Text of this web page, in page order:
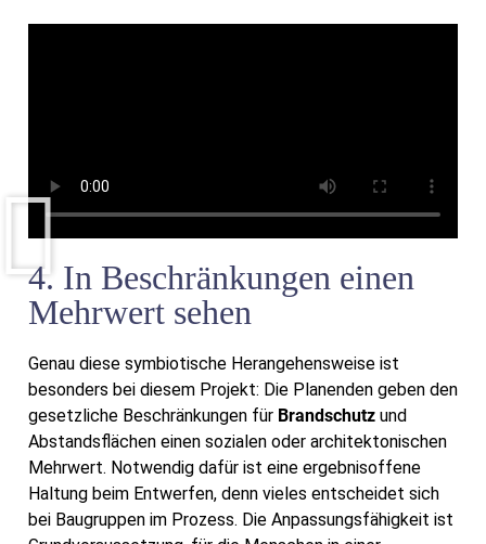
4. In Beschränkungen einen
Mehrwert sehen
Genau diese symbiotische Herangehensweise ist
besonders bei diesem Projekt: Die Planenden geben den
gesetzliche Beschränkungen für Brandschutz und
Abstandsflächen einen sozialen oder architektonischen
Mehrwert. Notwendig dafür ist eine ergebnisoffene
Haltung beim Entwerfen, denn vieles entscheidet sich
bei Baugruppen im Prozess. Die Anpassungsfähigkeit ist